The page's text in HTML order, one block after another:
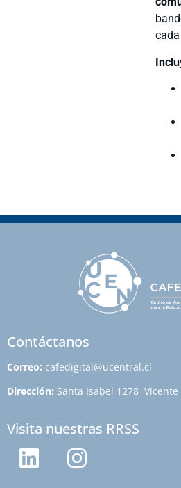
Contáctanos
Correo: cafedigital@ucentral.cl
Dirección: Santa Isabel 1278 Vicente
Visita nuestras RRSS